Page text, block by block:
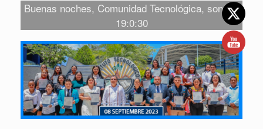
Buenas noches, Comunidad Tecnológica, son las
19:0:30